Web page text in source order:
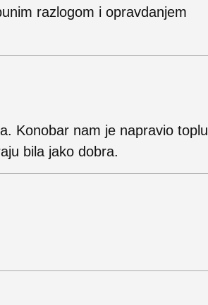
razlogom i opravdanjem
Konobar nam je napravio toplu
bila jako dobra.